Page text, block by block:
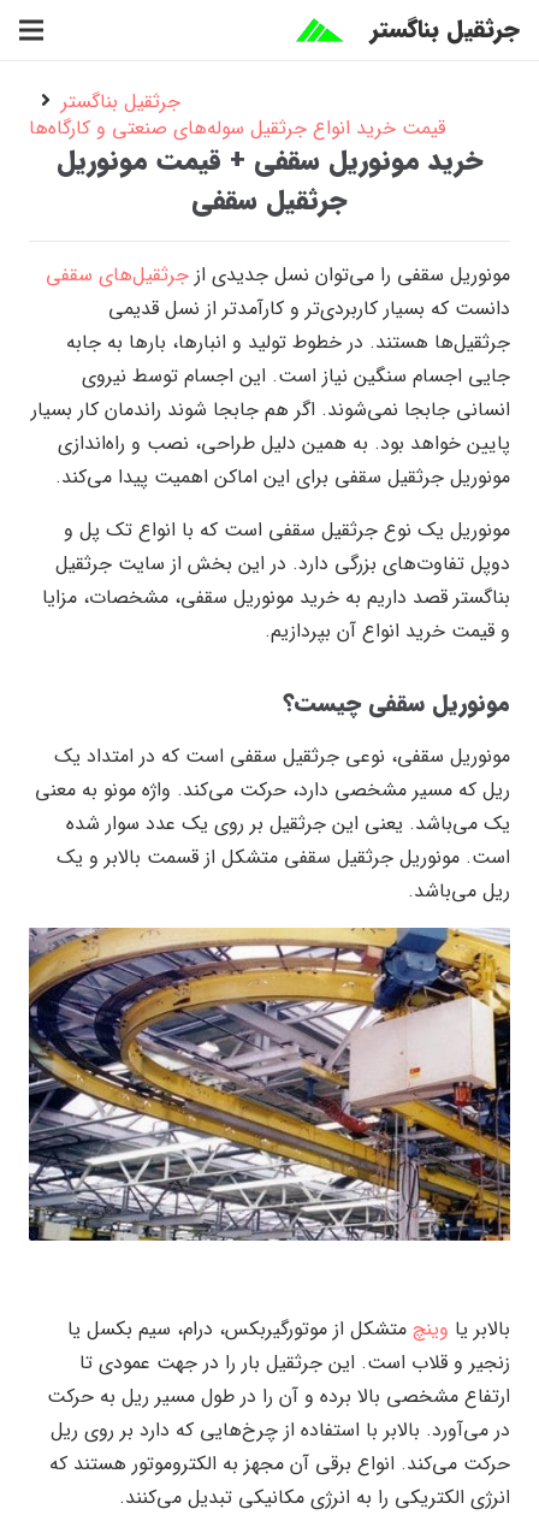
جرثقیل بناگستر
جرثقیل بناگستر
قیمت خرید انواع جرثقیل سوله‌های صنعتی و کارگاه‌ها
خرید مونوریل سقفی + قیمت مونوریل
جرثقیل سقفی
مونوریل سقفی را می‌توان نسل جدیدی از جرثقیل‌های سقفی
دانست که بسیار کاربردی‌تر و کارآمدتر از نسل قدیمی
جرثقیل‌ها هستند. در خطوط تولید و انبار‌ها، بار‌ها به جابه
جایی اجسام سنگین نیاز است. این اجسام توسط نیروی
انسانی جابجا نمی‌شوند. اگر هم جابجا شوند راندمان کار بسیار
پایین خواهد بود. به همین دلیل طراحی، نصب و راه‌اندازی
مونوریل جرثقیل سقفی برای این اماکن اهمیت پیدا می‌کند.
مونوریل یک نوع جرثقیل سقفی است که با انواع تک پل و
دوپل تفاوت‌های بزرگی دارد. در این بخش از سایت جرثقیل
بناگستر قصد داریم به خرید مونوریل سقفی، مشخصات، مزایا
و قیمت خرید انواع آن بپردازیم.
مونوریل سقفی چیست؟
مونوریل سقفی، نوعی جرثقیل سقفی است که در امتداد یک
ریل که مسیر مشخصی دارد، حرکت می‌کند. واژه مونو به معنی
یک می‌باشد. یعنی این جرثقیل بر روی یک عدد سوار شده
است. مونوریل جرثقیل سقفی متشکل از قسمت بالابر و یک
ریل می‌باشد.
بالابر یا وینچ متشکل از موتورگیربکس، درام، سیم بکسل یا
زنجیر و قلاب است. این جرثقیل بار را در جهت عمودی تا
ارتفاع مشخصی بالا برده و آن را در طول مسیر ریل به حرکت
در می‌آورد. بالابر با استفاده از چرخ‌هایی که دارد بر روی ریل
حرکت می‌کند. انواع برقی آن مجهز به الکتروموتور هستند که
انرژی الکتریکی را به انرژی مکانیکی تبدیل می‌کنند.